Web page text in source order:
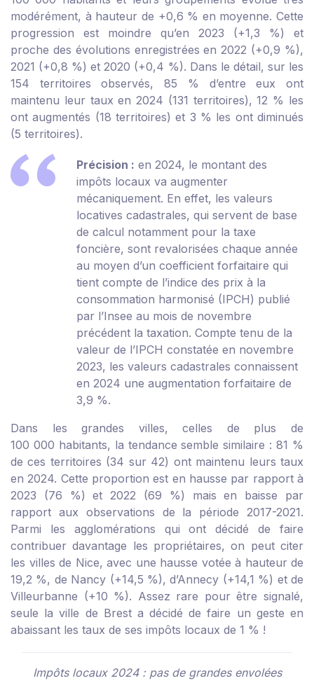
modérément, à hauteur de +0,6 % en moyenne. Cette
progression est moindre qu’en 2023 (+1,3 %) et
proche des évolutions enregistrées en 2022 (+0,9 %),
2021 (+0,8 %) et 2020 (+0,4 %). Dans le détail, sur les
154 territoires observés, 85 % d’entre eux ont
maintenu leur taux en 2024 (131 territoires), 12 % les
ont augmentés (18 territoires) et 3 % les ont diminués
(5 territoires).
Précision : en 2024, le montant des
impôts locaux va augmenter
mécaniquement. En effet, les valeurs
locatives cadastrales, qui servent de base
de calcul notamment pour la taxe
foncière, sont revalorisées chaque année
au moyen d’un coefficient forfaitaire qui
tient compte de l’indice des prix à la
consommation harmonisé (IPCH) publié
par l’Insee au mois de novembre
précédent la taxation. Compte tenu de la
valeur de l’IPCH constatée en novembre
2023, les valeurs cadastrales connaissent
en 2024 une augmentation forfaitaire de
3,9 %.
Dans les grandes villes, celles de plus de
100 000 habitants, la tendance semble similaire : 81 %
de ces territoires (34 sur 42) ont maintenu leurs taux
en 2024. Cette proportion est en hausse par rapport à
2023 (76 %) et 2022 (69 %) mais en baisse par
rapport aux observations de la période 2017-2021.
Parmi les agglomérations qui ont décidé de faire
contribuer davantage les propriétaires, on peut citer
les villes de Nice, avec une hausse votée à hauteur de
19,2 %, de Nancy (+14,5 %), d’Annecy (+14,1 %) et de
Villeurbanne (+10 %). Assez rare pour être signalé,
seule la ville de Brest a décidé de faire un geste en
abaissant les taux de ses impôts locaux de 1 % !
Impôts locaux 2024 : pas de grandes envolées